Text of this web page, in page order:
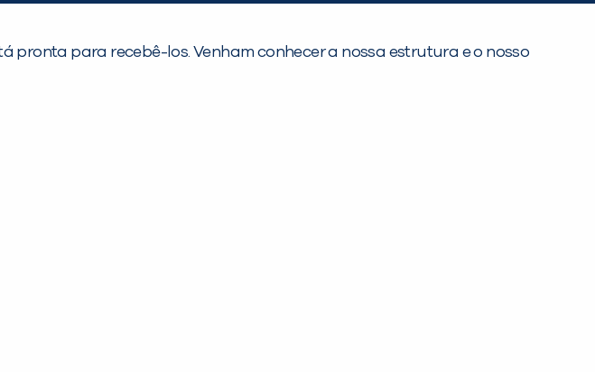
pronta para recebê-los. Venham conhecer a nossa estrutura e o nosso